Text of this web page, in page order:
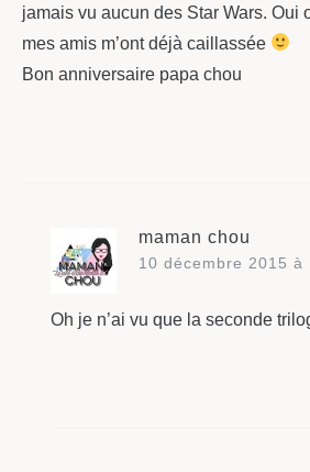
jamais vu aucun des Star Wars. Oui
mes amis m’ont déjà caillassée
Bon anniversaire papa chou
maman chou
10 décembre 2015 à
Oh je n’ai vu que la seconde